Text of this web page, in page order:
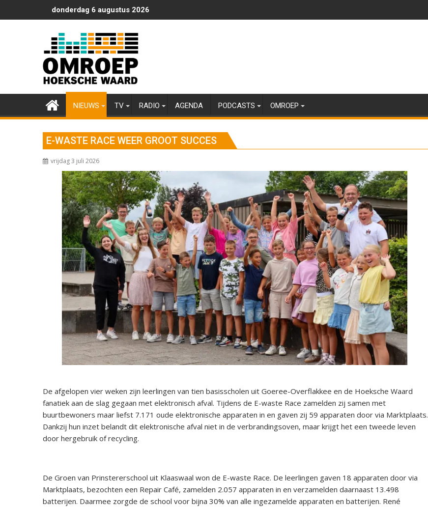
naar
donderdag 6 augustus 2026
NIEUWS TV RADIO AGENDA PODCASTS OMROEP
E-WASTE RACE WEER GROOT SUCCES
vrijdag 3 juli 2026
De afgelopen vier weken zijn leerlingen van tien basisscholen uit Goeree-Overflakkee en de Hoeksche Waard
fanatiek aan de slag gegaan met elektronisch afval. Tijdens de E-waste Race zamelden zij samen met
buurtbewoners maar liefst 7.171 oude elektronische apparaten in en gaven zij 59 apparaten door via Marktplaats.
Dankzij hun inzet belandt dit elektronische afval niet in de verbrandingsoven, maar krijgt het een tweede leven
door hergebruik of recycling.
De Groen van Prinstererschool uit Klaaswaal won de E-waste Race. De leerlingen gaven 18 apparaten door via
Marktplaats, bezochten een Repair Café, zamelden 2.057 apparaten in en verzamelden daarnaast 13.498
batterijen. Daarmee zorgde de school voor bijna 30% van alle ingezamelde apparaten en batterijen. René